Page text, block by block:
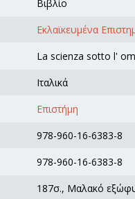
Βιβλίο
Εκλαϊκευμένα
La scienza sotto l'
Ιταλικά
Επιστήμη
978-960-16-6383-8
978-960-16-6383-8
187σ., Μαλακό